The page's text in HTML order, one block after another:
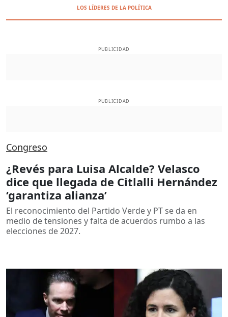
LOS LÍDERES DE LA POLÍTICA
PUBLICIDAD
PUBLICIDAD
Congreso
¿Revés para Luisa Alcalde? Velasco
dice que llegada de Citlalli Hernández
‘garantiza alianza’
El reconocimiento del Partido Verde y PT se da en
medio de tensiones y falta de acuerdos rumbo a las
elecciones de 2027.